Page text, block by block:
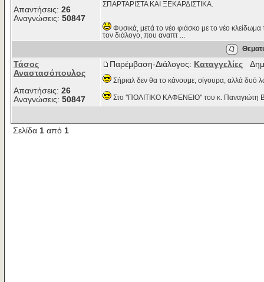
Απαντήσεις: 26
Αναγνώσεις: 50847
ΣΠΑΡΤΑΡΙΣΤΑ ΚΑΙ ΞΕΚΑΡΔΙΣΤΙΚΑ.
Φυσικά, μετά το νέο φιάσκο με το νέο
τον διάλογο, που αναπτ ...
Τάσος
Αναστασόπουλος
Απαντήσεις: 26
Αναγνώσεις: 50847
Παρέμβαση-Διάλογος: Καταγγελίες
Σήριαλ δεν θα το κάνουμε, σίγουρα, αλλά δυό
Στο ''ΠΟΛΙΤΙΚΟ ΚΑΦΕΝΕΙΟ'' του κ. Παναγιώτη
Σελίδα 1 από 1